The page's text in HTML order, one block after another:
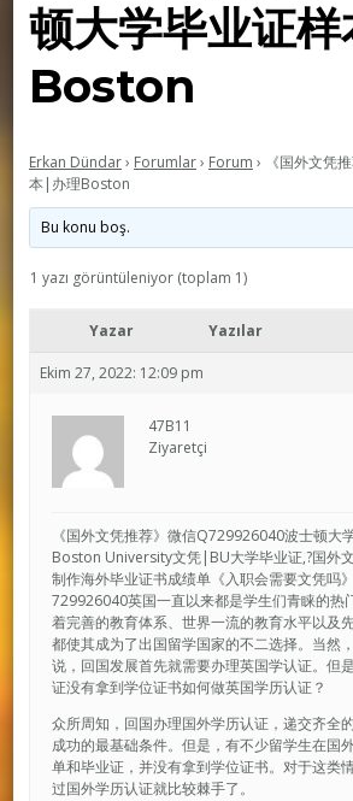
顿大学毕业证
Boston
Erkan Dündar› Forumlar› Forum ›
《国外文凭
本|办理Boston
Bu konu boş.
1 yazı görüntüleniyor (toplam 1)
Yazar Yazılar
Ekim 27, 2022: 12:09 pm
47B11
Ziyaretçi
《国外文凭推荐》微信Q729926040波士顿大
Boston University文凭|BU大学毕业证,?国外
制作海外毕业证书成绩单《入职会需要文凭吗
729926040英国一直以来都是学生们青睐的热
着完善的教育体系、世界一流的教育水平以及
都使其成为了出国留学国家的不二选择。当然
说，回国发展首先就需要办理英国学认证。但
证没有拿到学位证书如何做英国学历认证？
众所周知，回国办理国外学历认证，递交齐全
成功的最基础条件。但是，有不少留学生在国
单和毕业证，并没有拿到学位证书。对于这类
过国外学历认证就比较棘手了。